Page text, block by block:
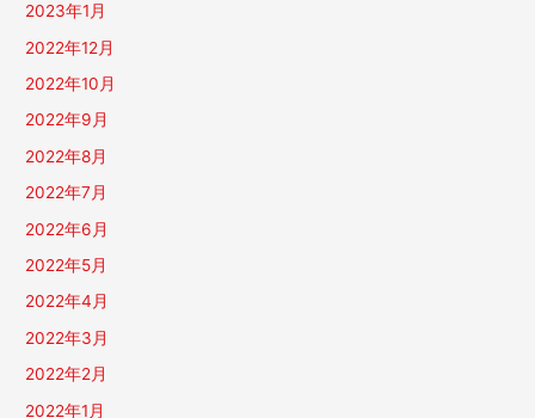
2023年1月
2022年12月
2022年10月
2022年9月
2022年8月
2022年7月
2022年6月
2022年5月
2022年4月
2022年3月
2022年2月
2022年1月